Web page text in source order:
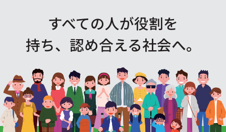
すべての人が役割を
持ち、認め合える社会へ。